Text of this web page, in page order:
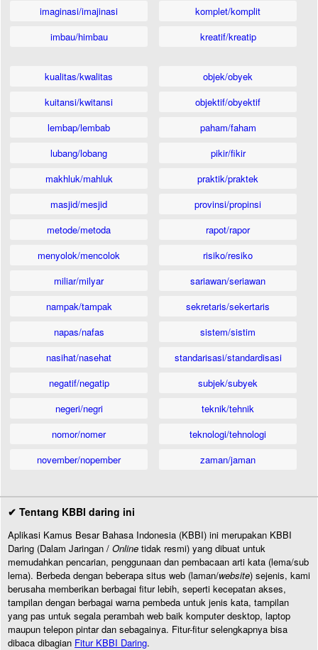
imaginasi/imajinasi
imbau/himbau
komplet/komplit
kreatif/kreatip
kualitas/kwalitas
kuitansi/kwitansi
lembap/lembab
lubang/lobang
makhluk/mahluk
masjid/mesjid
metode/metoda
menyolok/mencolok
miliar/milyar
nampak/tampak
napas/nafas
nasihat/nasehat
negatif/negatip
negeri/negri
nomor/nomer
november/nopember
objek/obyek
objektif/obyektif
paham/faham
pikir/fikir
praktik/praktek
provinsi/propinsi
rapot/rapor
risiko/resiko
sariawan/seriawan
sekretaris/sekertaris
sistem/sistim
standarisasi/standardisasi
subjek/subyek
teknik/tehnik
teknologi/tehnologi
zaman/jaman
✔ Tentang KBBI daring ini
Aplikasi Kamus Besar Bahasa Indonesia (KBBI) ini merupakan KBBI
Daring (Dalam Jaringan / Online tidak resmi) yang dibuat untuk
memudahkan pencarian, penggunaan dan pembacaan arti kata (lema/sub
lema). Berbeda dengan beberapa situs web (laman/website) sejenis, kami
berusaha memberikan berbagai fitur lebih, seperti kecepatan akses,
tampilan dengan berbagai warna pembeda untuk jenis kata, tampilan
yang pas untuk segala perambah web baik komputer desktop, laptop
maupun telepon pintar dan sebagainya. Fitur-fitur selengkapnya bisa
dibaca dibagian Fitur KBBI Daring.